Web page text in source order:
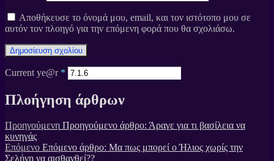
Αποθήκευσε το όνομά μου, email, και τον ιστότοπο μου σε
αυτόν τον πλοηγό για την επόμενη φορά που θα σχολιάσω.
Current ye@r *
Πλοήγηση άρθρων
Προηγούμενη Προηγούμενο άρθρο: Άραγε για τι βασίλεια να
κυνηγάς
Επόμενο Επόμενο άρθρο: Μα πως μπορεί ο Ήλιος χωρίς την
Σελήνη να αισθανθεί??